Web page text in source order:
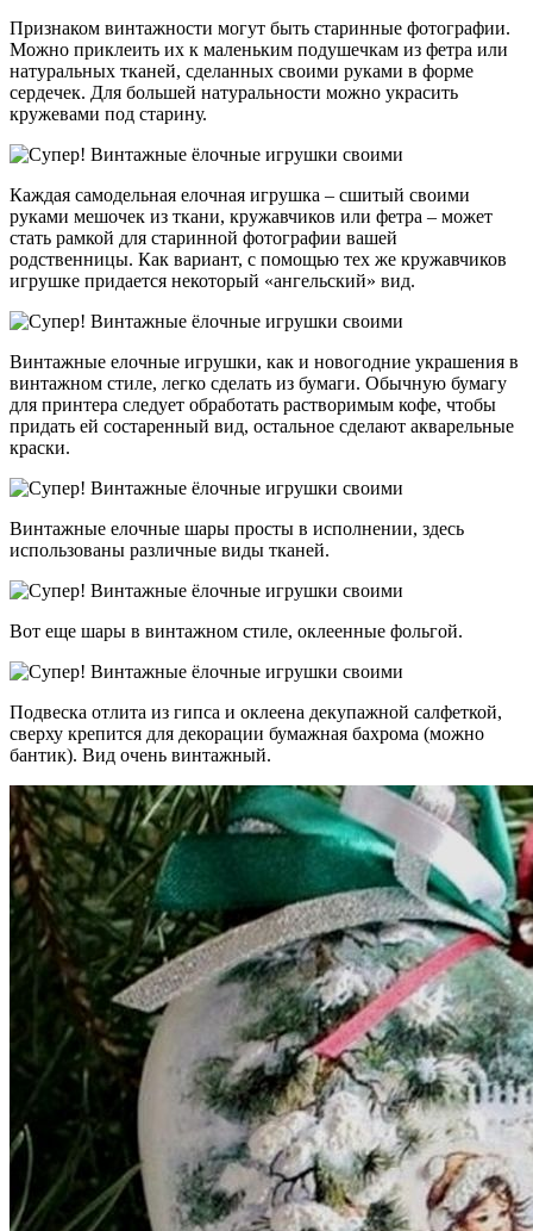
Признаком винтажности могут быть старинные фотографии.
Можно приклеить их к маленьким подушечкам из фетра или
натуральных тканей, сделанных своими руками в форме
сердечек. Для большей натуральности можно украсить
кружевами под старину.
Каждая самодельная елочная игрушка – сшитый своими
руками мешочек из ткани, кружавчиков или фетра – может
стать рамкой для старинной фотографии вашей
родственницы. Как вариант, с помощью тех же кружавчиков
игрушке придается некоторый «ангельский» вид.
Винтажные елочные игрушки, как и новогодние украшения в
винтажном стиле, легко сделать из бумаги. Обычную бумагу
для принтера следует обработать растворимым кофе, чтобы
придать ей состаренный вид, остальное сделают акварельные
краски.
Винтажные елочные шары просты в исполнении, здесь
использованы различные виды тканей.
Вот еще шары в винтажном стиле, оклеенные фольгой.
Подвеска отлита из гипса и оклеена декупажной салфеткой,
сверху крепится для декорации бумажная бахрома (можно
бантик). Вид очень винтажный.